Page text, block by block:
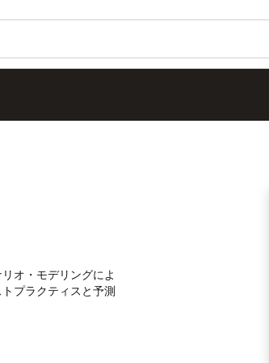
オ・モデリングによ
プラクティスと予測